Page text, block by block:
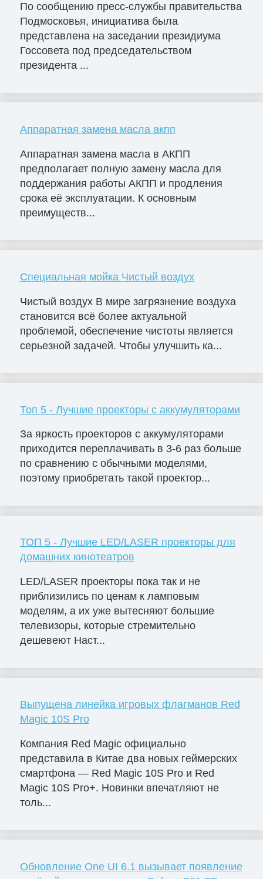
По сообщению пресс-службы правительства
Подмосковья, инициатива была
представлена на заседании президиума
Госсовета под председательством
президента ...
Аппаратная замена масла акпп
Аппаратная замена масла в АКПП
предполагает полную замену масла для
поддержания работы АКПП и продления
срока её эксплуатации. К основным
преимуществ...
Специальная мойка Чистый воздух
Чистый воздух В мире загрязнение воздуха
становится всё более актуальной
проблемой, обеспечение чистоты является
серьезной задачей. Чтобы улучшить ка...
Топ 5 - Лучшие проекторы с аккумуляторами
За яркость проекторов с аккумуляторами
приходится переплачивать в 3-6 раз больше
по сравнению с обычными моделями,
поэтому приобретать такой проектор...
ТОП 5 - Лучшие LED/LASER проекторы для
домашних кинотеатров
LED/LASER проекторы пока так и не
приблизились по ценам к ламповым
моделям, а их уже вытесняют большие
телевизоры, которые стремительно
дешевеют Наст...
Выпущена линейка игровых флагманов Red
Magic 10S Pro
Компания Red Magic официально
представила в Китае два новых геймерских
смартфона — Red Magic 10S Pro и Red
Magic 10S Pro+. Новинки впечатляют не
толь...
Обновление One UI 6.1 вызывает появление